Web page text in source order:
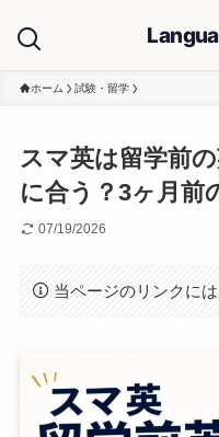
ホーム 試験・留学
スマ英は留学前
に合う？3ヶ月前
07/19/2026
当ページのリンクに